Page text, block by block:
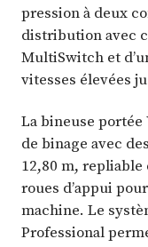
pression à deux
distribution avec
MultiSwitch et
vitesses élevées
La bineuse
de binage avec
12,80 m, repliable
roues d’appui
machine. Le
Professional